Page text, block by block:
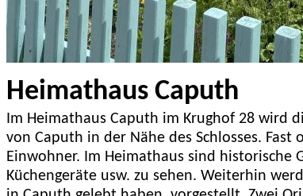
Heimathaus Caputh
Im Heimathaus Caputh im Krughof 28 wird
von Caputh in der Nähe des Schlosses.
Einwohner. Im Heimathaus sind historische
Küchengeräte usw. zu sehen. Weiterhin